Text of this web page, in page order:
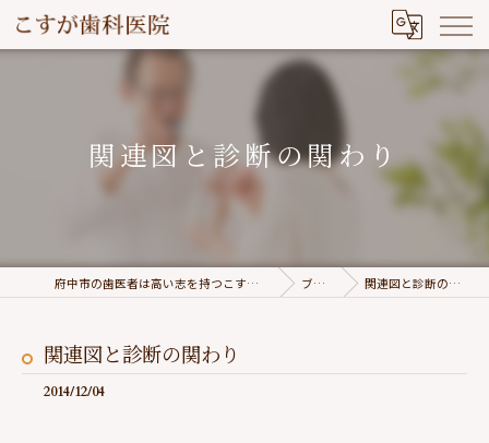
関連図と診断の関わり
府中市の歯医者は高い志を持つこすが歯科医院 ブログ 関連図と診断の関わり
関連図と診断の関わり
2014/12/04